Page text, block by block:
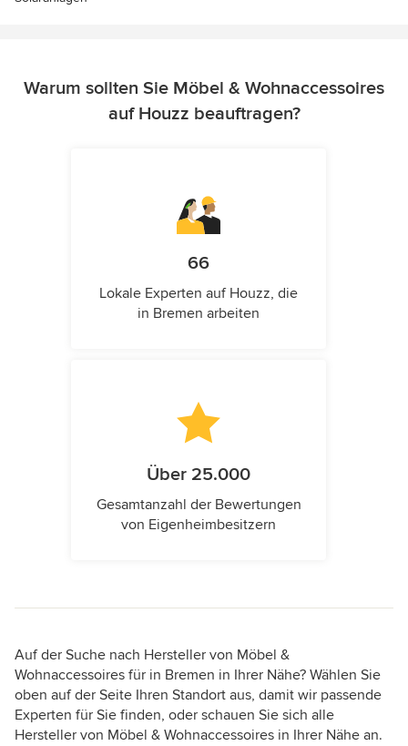
Warum sollten Sie Möbel & Wohnaccessoires
auf Houzz beauftragen?
66
Lokale Experten auf Houzz, die
in Bremen arbeiten
Über 25.000
Gesamtanzahl der Bewertungen
von Eigenheimbesitzern
Auf der Suche nach Hersteller von Möbel &
Wohnaccessoires für in Bremen in Ihrer Nähe? Wählen Sie
oben auf der Seite Ihren Standort aus, damit wir passende
Experten für Sie finden, oder schauen Sie sich alle
Hersteller von Möbel & Wohnaccessoires in Ihrer Nähe an.